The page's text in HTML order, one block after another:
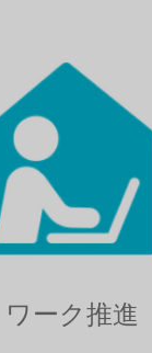
ーク推進